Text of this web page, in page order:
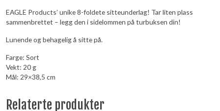
EAGLE Products’ unike 8-foldete sitteunderlag! Tar liten plass
sammenbrettet – legg den i sidelommen på turbuksen din!
Lunende og behagelig å sitte på.
Farge: Sort
Vekt: 20 g
Mål: 29×38,5 cm
Relaterte produkter